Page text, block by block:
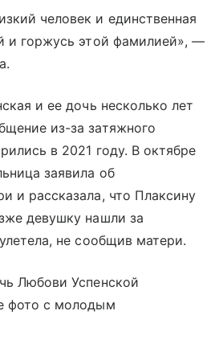
человек и единственная
и горжусь этой фамилией», —
и ее дочь несколько лет
из-за затяжного
в 2021 году. В октябре
заявила об
и рассказала, что Плаксину
девушку нашли за
не сообщив матери.
Любови Успенской
фото с молодым